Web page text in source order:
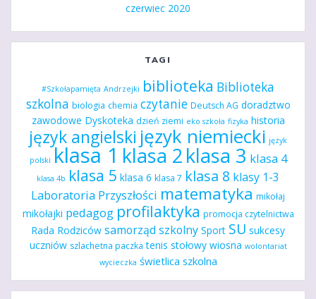
czerwiec 2020
TAGI
#Szkołapamięta Andrzejki biblioteka Biblioteka
szkolna biologia chemia czytanie Deutsch AG doradztwo
zawodowe Dyskoteka dzień ziemi eko szkoła fizyka historia
język angielski język niemiecki język
polski klasa 1 klasa 2klasa 3 klasa 4
klasa 4b klasa 5 klasa 6 klasa 7 klasa 8 klasy 1-3
Laboratoria Przyszłości matematyka mikołaj
mikołajki pedagog profilaktyka promocja czytelnictwa
Rada Rodziców samorząd szkolny Sport SU sukcesy
uczniów szlachetna paczka tenis stołowy wiosna wolontariat
wycieczka świetlica szkolna